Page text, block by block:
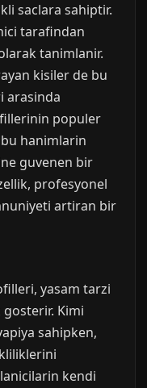
saclara sahiptir.
tarafindan
tanimlanir.
kisiler de bu
arasinda
populer
hanimlarin
guvenen bir
profesyonel
artiran bir
yasam tarzi
Kimi
sahipken,
kendi